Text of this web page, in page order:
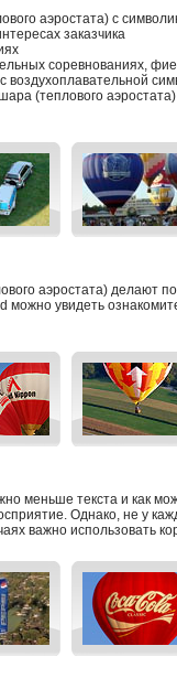
аэростата) с
заказчика
соревнованиях,
воздухоплавательной
(теплового
аэростата) делают
увидеть
меньше текста и как
Однако, не у
важно использовать